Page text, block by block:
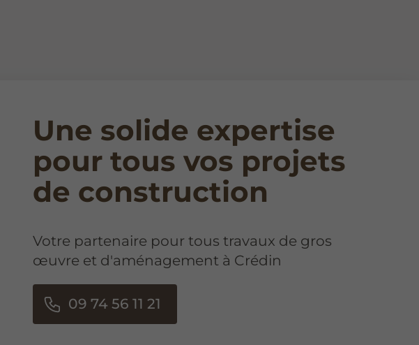
Une solide expertise
pour tous vos projets
de construction
Votre partenaire pour tous travaux de gros
œuvre et d'aménagement à Crédin
09 74 56 11 21